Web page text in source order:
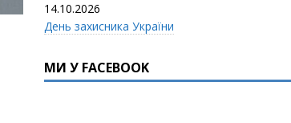
14.10.2026
День захисника України
МИ У FACEBOOK